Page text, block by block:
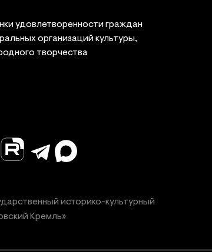
удовлетворенности граждан
организаций культуры,
творчества
историко-культурный
Кремль»